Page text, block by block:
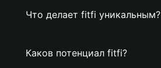
Что делает fitfi уникальным?
Каков потенциал fitfi?